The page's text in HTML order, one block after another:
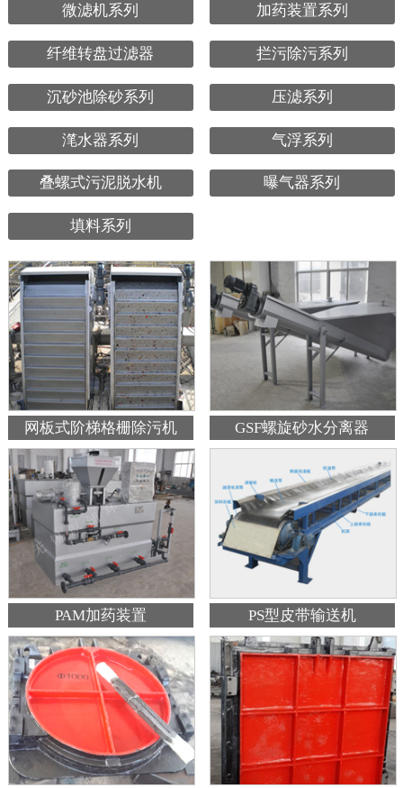
微滤机系列 加药装置系列
纤维转盘过滤器 拦污除污系列
沉砂池除砂系列 压滤系列
滗水器系列 气浮系列
叠螺式污泥脱水机 曝气器系列
填料系列
网板式阶梯格栅除污机 GSF螺旋砂水分离器
PAM加药装置 PS型皮带输送机